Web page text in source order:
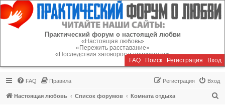
Регистрация
Практический форум о настоящей любви
«Настоящая любовь»
«Пережить расставание»
«Последствия заговоров и приворотов»
FAQ Поиск Регистрация Вход
FAQ Правила Вход
Регистрация
Настоящая любовь Список форумов Комната отдыха